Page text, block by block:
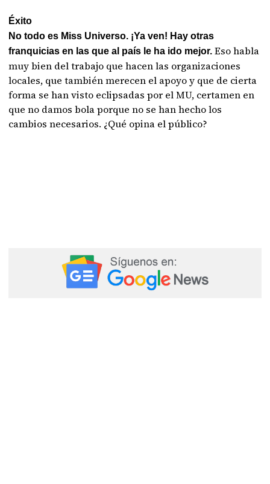
Éxito
No todo es Miss Universo. ¡Ya ven! Hay otras
franquicias en las que al país le ha ido mejor. Eso habla
muy bien del trabajo que hacen las organizaciones
locales, que también merecen el apoyo y que de cierta
forma se han visto eclipsadas por el MU, certamen en
que no damos bola porque no se han hecho los
cambios necesarios. ¿Qué opina el público?